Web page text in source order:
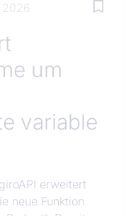
um
variable
erweitert
neue Funktion